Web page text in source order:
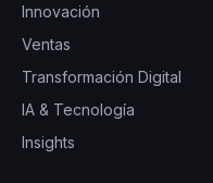
Innovación
Ventas
Transformación Digital
IA & Tecnología
Insights